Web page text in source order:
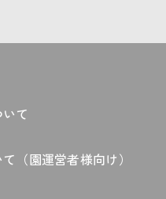
て
（園運営者様向け）